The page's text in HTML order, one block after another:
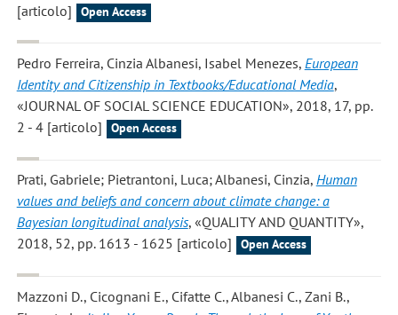
[articolo]
Open Access
Pedro Ferreira, Cinzia Albanesi, Isabel Menezes, European
Identity and Citizenship in Textbooks/Educational Media,
«JOURNAL OF SOCIAL SCIENCE EDUCATION», 2018, 17, pp.
2 - 4 [articolo]
Open Access
Prati, Gabriele; Pietrantoni, Luca; Albanesi, Cinzia, Human
values and beliefs and concern about climate change: a
Bayesian longitudinal analysis, «QUALITY AND QUANTITY»,
2018, 52, pp. 1613 - 1625 [articolo]
Open Access
Mazzoni D., Cicognani E., Cifatte C., Albanesi C., Zani B.,